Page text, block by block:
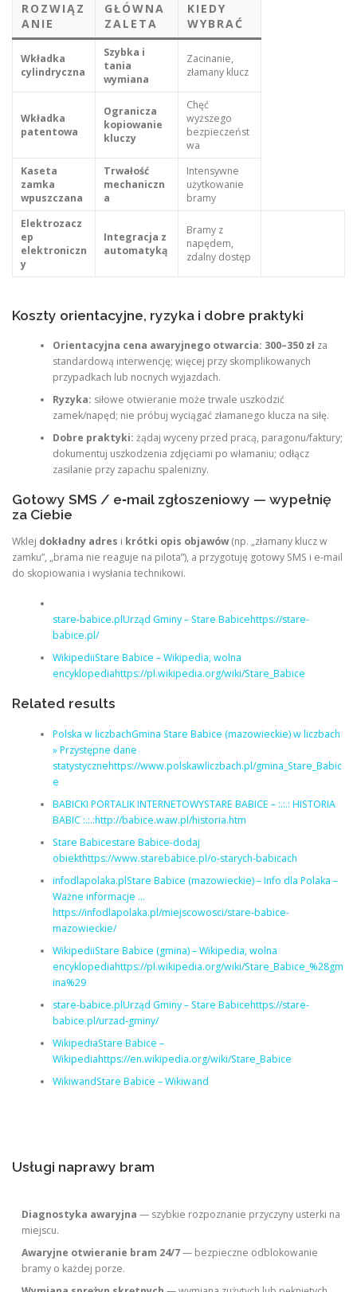
ROZWIĄZ
ANIE
GŁÓWNA
ZALETA
KIEDY
WYBRAĆ
Wkładka
cylindryczna
Szybka i
tania
wymiana
Zacinanie,
złamany klucz
Wkładka
patentowa
Ogranicza
kopiowanie
kluczy
Chęć
wyższego
bezpieczeńst
wa
Kaseta
zamka
wpuszczana
Trwałość
mechaniczn
a
Intensywne
użytkowanie
bramy
Elektrozacz
ep
elektroniczn
y
Integracja z
automatyką
Bramy z
napędem,
zdalny dostęp
Koszty orientacyjne, ryzyka i dobre praktyki
Orientacyjna cena awaryjnego otwarcia: 300–350 złza
standardową interwencję; więcej przy skomplikowanych
przypadkach lub nocnych wyjazdach.
Ryzyka: siłowe otwieranie może trwale uszkodzić
zamek/napęd; nie próbuj wyciągać złamanego klucza na siłę.
Dobre praktyki: żądaj wyceny przed pracą, paragonu/faktury;
dokumentuj uszkodzenia zdjęciami po włamaniu; odłącz
zasilanie przy zapachu spalenizny.
Gotowy SMS / e‑mail zgłoszeniowy — wypełnię
za Ciebie
Wklej dokładny adres i krótki opis objawów(np. „złamany klucz w
zamku”, „brama nie reaguje na pilota”), a przygotuję gotowy SMS i e‑mail
do skopiowania i wysłania technikowi.
stare-babice.plUrząd Gminy – Stare Babicehttps://stare-
babice.pl/
WikipediiStare Babice – Wikipedia, wolna
encyklopediahttps://pl.wikipedia.org/wiki/Stare_Babice
Related results
Polska w liczbachGmina Stare Babice (mazowieckie) w liczbach
» Przystępne dane
statystycznehttps://www.polskawliczbach.pl/gmina_Stare_Babic
e
BABICKI PORTALIK INTERNETOWYSTARE BABICE – :.:.: HISTORIA
BABIC :.:.:http://babice.waw.pl/historia.htm
Stare Babicestare Babice-dodaj
obiekthttps://www.starebabice.pl/o-starych-babicach
infodlapolaka.plStare Babice (mazowieckie) – Info dla Polaka –
Ważne informacje …
https://infodlapolaka.pl/miejscowosci/stare-babice-
mazowieckie/
WikipediiStare Babice (gmina) – Wikipedia, wolna
encyklopediahttps://pl.wikipedia.org/wiki/Stare_Babice_%28gm
ina%29
stare-babice.plUrząd Gminy – Stare Babicehttps://stare-
babice.pl/urzad-gminy/
WikipediaStare Babice –
Wikipediahttps://en.wikipedia.org/wiki/Stare_Babice
WikiwandStare Babice – Wikiwand
Usługi naprawy bram
Diagnostyka awaryjna — szybkie rozpoznanie przyczyny usterki na
miejscu.
Awaryjne otwieranie bram 24/7— bezpieczne odblokowanie
bramy o każdej porze.